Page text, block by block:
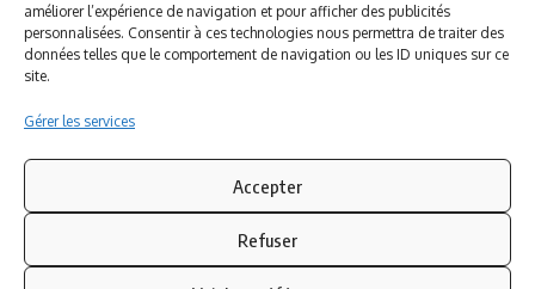
améliorer l’expérience de navigation et pour afficher des publicités
personnalisées. Consentir à ces technologies nous permettra de traiter des
données telles que le comportement de navigation ou les ID uniques sur ce
site.
Gérer les services
Accepter
Refuser
Suivez-nous